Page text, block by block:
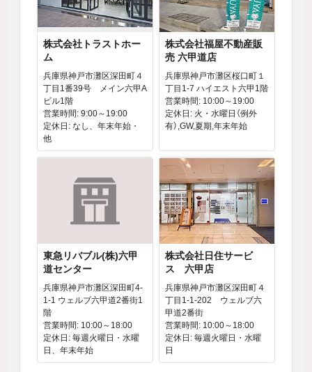
株式会社トラストホー
ム
兵庫県神戸市灘区深田町４
丁目1番39号 メイン六甲A
ビル1階
営業時間: 9:00～19:00
定休日: なし、年末年始・
他
株式会社福屋不動産販
売 六甲道店
兵庫県神戸市灘区桜口町１
丁目1-7 ハイエスト六甲1階
営業時間: 10:00～19:00
定休日: 火・水曜日（例外
有）,GW,夏期,年末年始
東急リバブル(株)六甲
道センター
兵庫県神戸市灘区深田町4-
1-1 ウェルブ六甲道2番街1
階
営業時間: 10:00～18:00
定休日: 毎週火曜日・水曜
日、年末年始
株式会社日住サービ
ス 六甲店
兵庫県神戸市灘区深田町４
丁目1-1-202 ウェルブ六
甲道2番街
営業時間: 10:00～18:00
定休日: 毎週火曜日・水曜
日